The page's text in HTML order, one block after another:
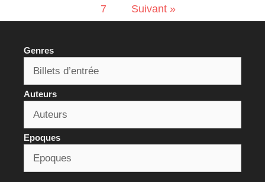
7
Suivant »
Genres
Auteurs
Epoques